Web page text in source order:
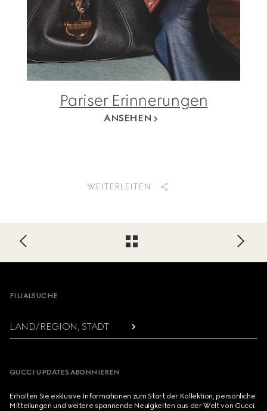
Pariser Erinnerungen
ANSEHEN
WEITERLEITEN
FILIALSUCHE
LAND/REGION, STADT
GUCCI UPDATES ABONNIEREN
Erhalten Sie exklusive Informationen zum Start der Kollektion, persönliche
Mitteilungen und weitere spannende Neuigkeiten aus der Welt von Gucci.